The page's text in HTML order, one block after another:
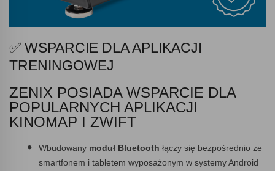
✅ WSPARCIE DLA APLIKACJI
TRENINGOWEJ
ZENIX POSIADA WSPARCIE DLA
POPULARNYCH APLIKACJI
KINOMAP I ZWIFT
Wbudowany moduł Bluetooth łączy się bezpośrednio ze
smartfonem i tabletem wyposażonym w systemy Android